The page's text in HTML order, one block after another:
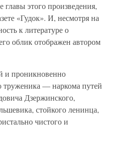
главы этого произведения,
«Гудок». И, несмотря на
к литературе о
облик отображен автором
и проникновенно
труженика — наркома путей
Дзержинского,
стойкого ленинца,
чистого и